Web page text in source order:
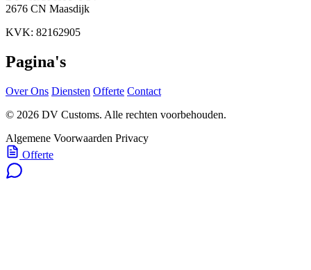
2676 CN Maasdijk
KVK: 82162905
Pagina's
Over Ons Diensten Offerte Contact
© 2026 DV Customs. Alle rechten voorbehouden.
Algemene Voorwaarden Privacy
Offerte